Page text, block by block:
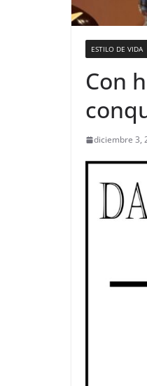
ESTILO DE VIDA
Con
diciembre 3,